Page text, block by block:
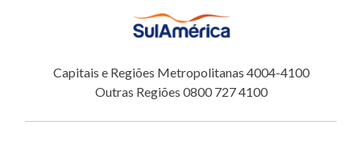
Capitais e Regiões Metropolitanas 4004-4100
Outras Regiões 0800 727 4100